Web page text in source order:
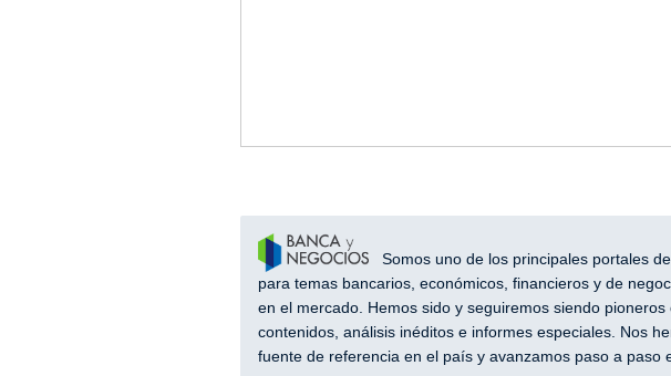
Somos uno de los principales portales
para temas bancarios, económicos, financieros y de
en el mercado. Hemos sido y seguiremos siendo pioneros
contenidos, análisis inéditos e informes especiales. Nos
fuente de referencia en el país y avanzamos paso a paso